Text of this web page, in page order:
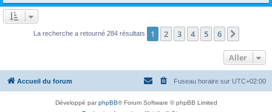
La recherche a retourné 284 résultats 1 2 3 4 5 6
Aller
Accueil du forum Fuseau horaire sur UTC+02:00
Développé parphpBB® Forum Software © phpBB Limited